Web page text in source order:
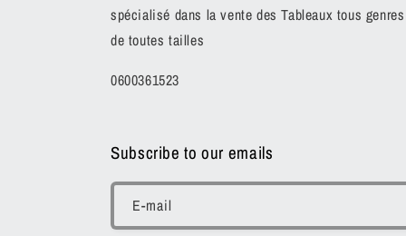
spécialisé dans la vente des Tableaux tous
de toutes tailles
0600361523
Subscribe to our emails
E-mail